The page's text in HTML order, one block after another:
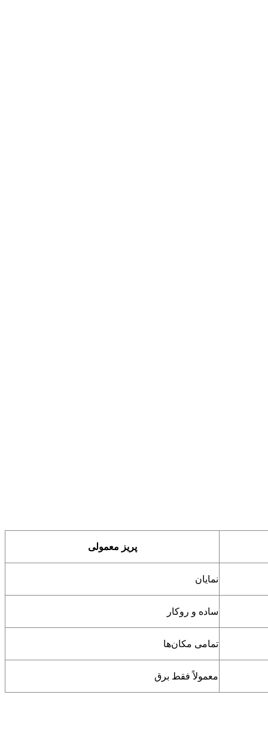
پریز معمولی
نمایان
ساده و روکار
تمامی مکان‌ها
معمولاً فقط برق